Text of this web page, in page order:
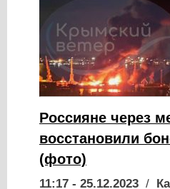
Россияне через
восстановили
(фото)
11:17 - 25.12.2023 /